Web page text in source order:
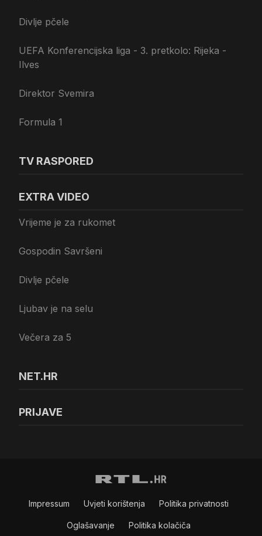
Divlje pčele
UEFA Konferencijska liga - 3. pretkolo: Rijeka -
Ilves
Direktor Svemira
Formula 1
TV RASPORED
EXTRA VIDEO
Vrijeme je za rukomet
Gospodin Savršeni
Divlje pčele
Ljubav je na selu
Večera za 5
NET.HR
PRIJAVE
Impressum Uvjeti korištenja Politika privatnosti
Oglašavanje Politika kolačiča